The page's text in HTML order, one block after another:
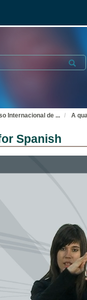
Submit
Internacional de ... A
Spanish